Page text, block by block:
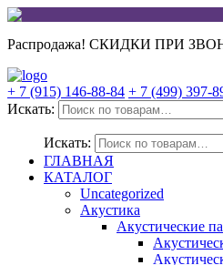
Распродажа! СКИДКИ ПРИ
+ 7 (915) 146-88-84 + 7 (499) 397-
Искать:
Искать:
ГЛАВНАЯ
КАТАЛОГ
Uncategorized
Акустика
Акустические